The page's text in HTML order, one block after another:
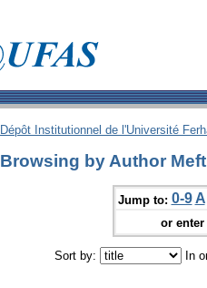
Dépôt Institutionnel de l'Université
Browsing by Author
Jump to: 0-9 A
or
Sort by: In